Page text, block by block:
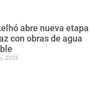
abre nueva etapa
con obras de agua
2026